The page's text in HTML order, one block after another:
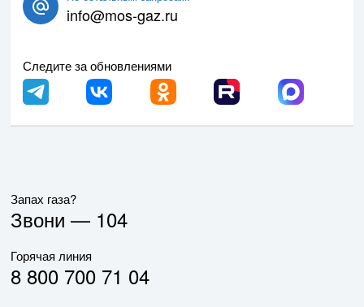
info@mos-gaz.ru
Следите за обновлениями
Запах газа?
Звони — 104
Горячая линия
8 800 700 71 04